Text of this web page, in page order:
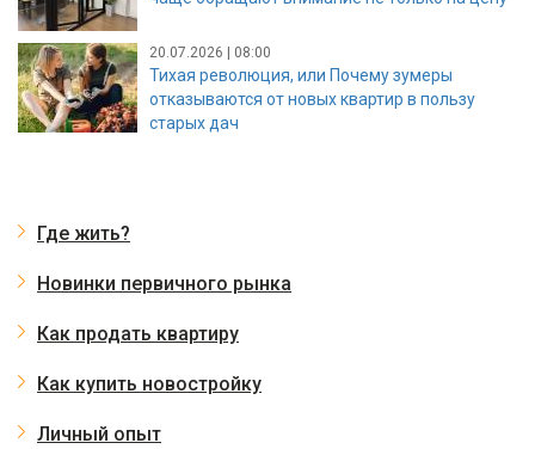
20.07.2026 | 08:00
Тихая революция, или Почему зумеры
отказываются от новых квартир в пользу
старых дач
Где жить?
Новинки первичного рынка
Как продать квартиру
Как купить новостройку
Личный опыт